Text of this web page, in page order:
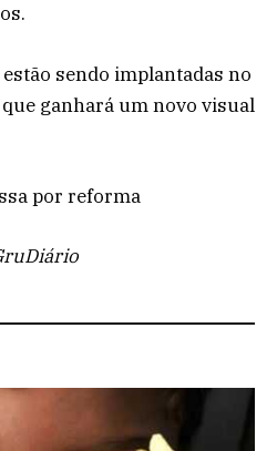
sendo implantadas no
ganhará um novo visual
por reforma